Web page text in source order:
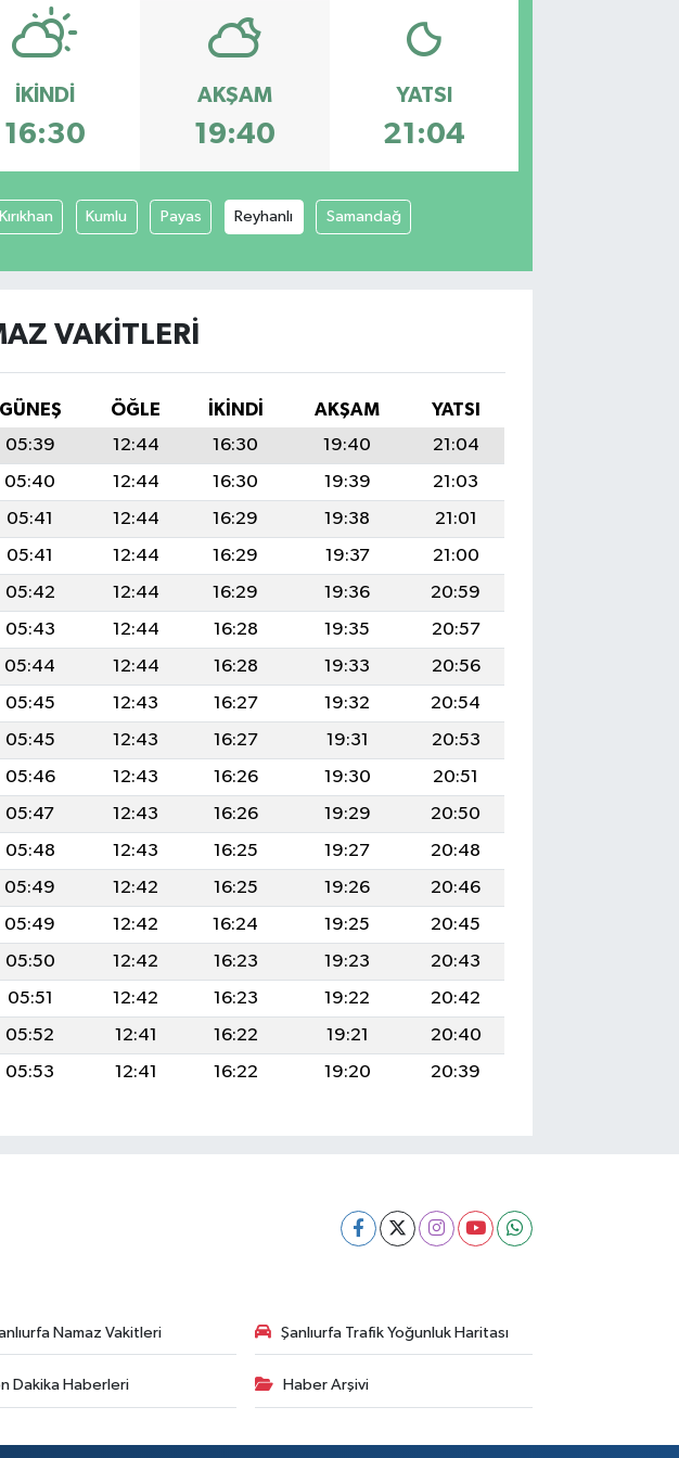
İKINDI
16:30
AKŞAM
19:40
YATSI
21:04
Kırıkhan Kumlu Payas Reyhanlı Samandağ
VAKITLERI
GÜNEŞ ÖĞLE İKINDI AKŞAM
YATSI
05:39 12:44 16:30 19:40
21:04
05:40 12:44 16:30 19:39
21:03
05:41 12:44 16:29 19:38
21:01
05:41 12:44 16:29 19:37
21:00
05:42 12:44 16:29 19:36
20:59
05:43 12:44 16:28 19:35
20:57
05:44 12:44 16:28 19:33
20:56
05:45 12:43 16:27 19:32
20:54
05:45 12:43 16:27 19:31
20:53
05:46 12:43 16:26 19:30
20:51
05:47 12:43 16:26 19:29
20:50
05:48 12:43 16:25 19:27
20:48
05:49 12:42 16:25 19:26
20:46
05:49 12:42 16:24 19:25
20:45
05:50 12:42 16:23 19:23
20:43
05:51 12:42 16:23 19:22
20:42
05:52 12:41 16:22 19:21
20:40
05:53 12:41 16:22 19:20 20:39
Namaz Vakitleri Şanlıurfa Trafik Yoğunluk Haritası
Dakika Haberleri Haber Arşivi